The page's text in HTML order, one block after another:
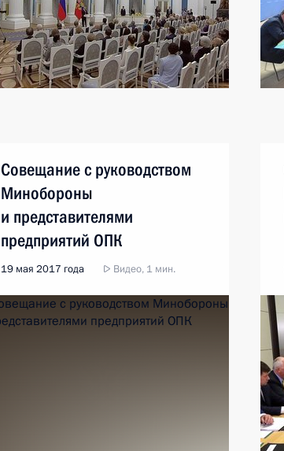
Совещание с руководством
Минобороны
и представителями
предприятий ОПК
19 мая 2017 года Видео, 1 мин.